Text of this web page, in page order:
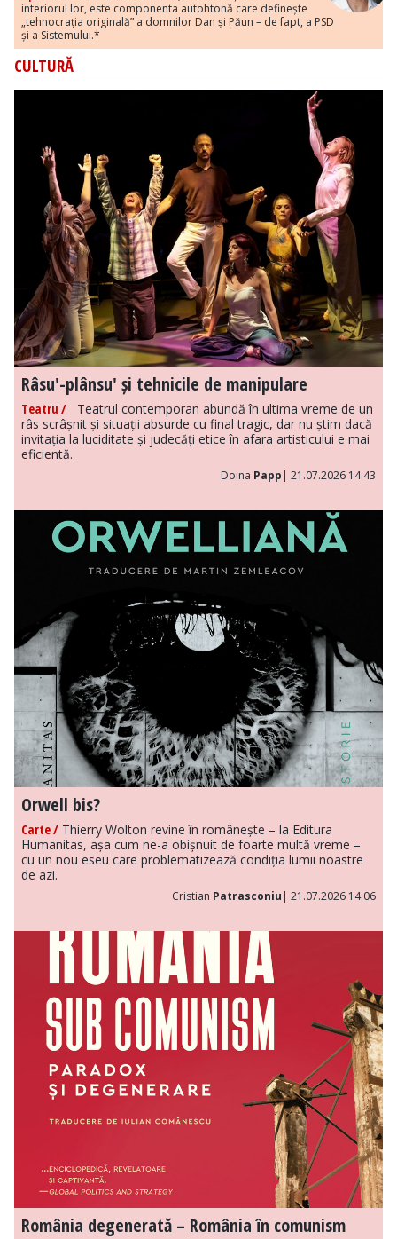
interiorul lor, este componenta autohtonă care definește
„tehnocrația originală” a domnilor Dan și Păun – de fapt, a PSD
și a Sistemului.*
CULTURĂ
Râsu'-plânsu' și tehnicile de manipulare
Teatru / Teatrul contemporan abundă în ultima vreme de un
râs scrâșnit și situații absurde cu final tragic, dar nu știm dacă
invitația la luciditate și judecăți etice în afara artisticului e mai
eficientă.
Doina Papp | 21.07.2026 14:43
Orwell bis?
Carte / Thierry Wolton revine în românește – la Editura
Humanitas, așa cum ne-a obișnuit de foarte multă vreme –
cu un nou eseu care problematizează condiția lumii noastre
de azi.
Cristian Patrasconiu | 21.07.2026 14:06
România degenerată – România în comunism